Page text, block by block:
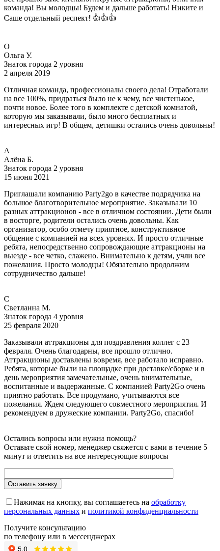
команда! Вы молодцы! Будем и дальше работать! Никите и
Саше отдельный респект! 👍👍👍
O
Ольга У.
Знаток города 2 уровня
2 апреля 2019
Отличная команда, профессионалы своего дела! Отработали
на все 100%, придраться было не к чему, все чистенькое,
почти новое. Более того в комплекте с детской комнатой,
которую мы заказывали, было много бесплатных и
интересных игр! В общем, детишки остались очень довольны!
А
Алёна Б.
Знаток города 2 уровня
15 июня 2021
Приглашали компанию Party2go в качестве подрядчика на
большое благотворительное мероприятие. Заказывали 10
разных аттракционов - все в отличном состоянии. Дети были
в восторге, родители остались очень довольны. Как
организатор, особо отмечу приятное, конструктивное
общение с компанией на всех уровнях. И просто отличные
ребята, непосредственно сопровождающие аттракционы на
выезде - все четко, слажено. Внимательно к детям, учли все
пожелания. Просто молодцы! Обязательно продолжим
сотрудничество дальше!
С
Светланна М.
Знаток города 4 уровня
25 февраля 2020
Заказывали аттракционы для поздравления коллег с 23
февраля. Очень благодарны, все прошло отлично.
Аттракционы доставлены вовремя, все работало исправно.
Ребята, которые были на площадке при доставке/сборке и в
день мероприятия замечательные, очень внимательные,
воспитанные и выдержанные. С компанией Party2Go очень
приятно работать. Все продумано, учитываются все
пожелания. Ждем следующего совместного мероприятия. И
рекомендуем в дружеские компании. Party2Go, спасибо!
Остались вопросы или нужна помощь?
Оставьте свой номер, менеджер свяжется с вами в течение 5
минут и ответить на все интересующие вопросы
Нажимая на кнопку, вы соглашаетесь на обработку
персональных данных и политикой конфиденциальности
Получите консультацию
по телефону или в мессенджерах